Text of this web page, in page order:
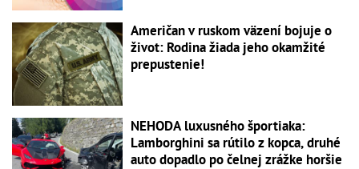
Američan v ruskom väzení bojuje o
život: Rodina žiada jeho okamžité
prepustenie!
NEHODA luxusného športiaka:
Lamborghini sa rútilo z kopca, druhé
auto dopadlo po čelnej zrážke horšie